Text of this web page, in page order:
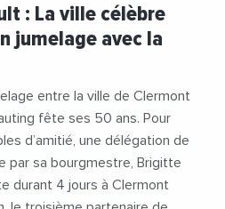
#Vidéos
: La ville célèbre
jumelage avec la
entre la ville de Clermont
fête ses 50 ans. Pour
d’amitié, une délégation de
par sa bourgmestre, Brigitte
durant 4 jours à Clermont